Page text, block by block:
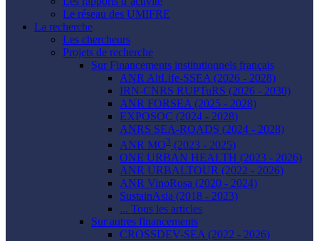
Le réseau des UMIFRE
La recherche
Les chercheurs
Projets de recherche
Sur Financements institutionnels français
ANR AltLife-SSEA (2026 - 2028)
IRN-CNRS RUPTuRS (2026 - 2030)
ANR FORSEA (2025 - 2028)
EXPOSOC (2024 - 2028)
ANRS SEA-ROADS (2024 - 2028)
ANR MO3 (2023 - 2025)
ONE URBAN HEALTH (2023 - 2026)
ANR URBALTOUR (2022 - 2026)
ANR VinoRosa (2020 - 2024)
SustainAsia (2018 - 2023)
... Tous les articles
Sur autres financements
CROSSDEV-SEA (2022 - 2026)